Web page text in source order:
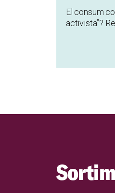
El consum
activista”?